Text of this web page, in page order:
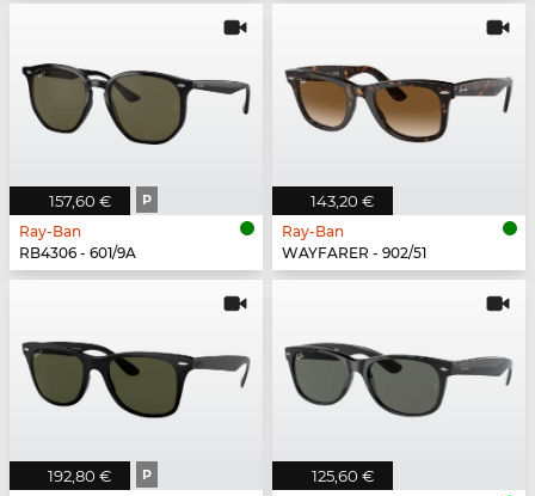
157,60 € P
Ray-Ban
RB4306 - 601/9A
143,20 €
Ray-Ban
WAYFARER - 902/51
192,80 € P 125,60 €